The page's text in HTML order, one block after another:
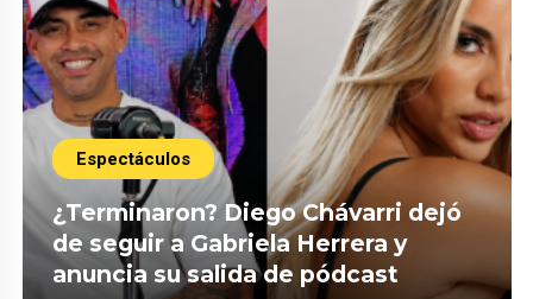
Espectáculos
¿Terminaron? Diego Chávarri dejó
de seguir a Gabriela Herrera y
anuncia su salida de pódcast